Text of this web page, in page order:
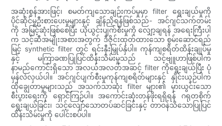
အဆုံးစွန်အားဖြင့်၊ စမတ်ကျသောချဉ်းကပ်မှုမှာ filter ရွေးချယ်မှုကို
ပိုင်ဆိုင်မှုဦးစားပေးမှုများနှင့် ချိန်ညှိရန်ဖြစ်သည်- အင်ဂျင်သက်တမ်း
ကို အမြင့်ဆုံးဖြစ်စေပြီး ယိုယွင်းပျက်စီးမှုကို လျှော့ချရန် အရေးကြီးပါ
က သင့်ဆီအမျိုးအစားအတွက် ဒီဇိုင်းထုတ်ထားသော စွမ်းဆောင်ရည်
မြင့် synthetic filter တွင် ရင်းနှီးမြှုပ်နှံပါ။ ကုန်ကျစရိတ်ထိန်းချုပ်မှု
နှင့် မကြာခဏပြုပြင်ထိန်းသိမ်းမှုသည် သင့်ဗျူဟာဖြစ်ပါက
နာမည်ကောင်းရှိသော အလယ်အလတ်အဆင့် filter ကိုရွေးချယ်ပြီး ပုံ
မှန်လဲလှယ်ပါ။ အင်ဂျင်ပျက်စီးမှုကုန်ကျစရိတ်များနှင့် နှိုင်းယှဉ်ပါက
ထိုချွေတာမှုများသည် အသက်သာဆုံး filter များ၏ မှားယွင်းသော
စီးပွားရေးကို ရှောင်ကြဉ်ပါ။ အကောင်းဆုံးတန်ဖိုးရရှိရန် ဂရုတစိုက်
ရွေးချယ်ခြင်း၊ သင့်လျော်သောတပ်ဆင်ခြင်းနှင့် တာဝန်သိသောပြုပြင်
ထိန်းသိမ်းမှုကို ပေါင်းစပ်ပါ။